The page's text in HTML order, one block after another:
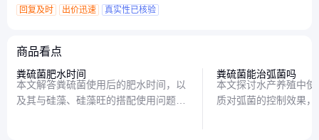
回复及时
出价迅速 真实性已核验
商品看点
粪硫菌肥水时间
本文解答粪硫菌使用后的肥水时间，以
及其与硅藻、硅藻旺的搭配使用问题，
粪硫菌能治弧菌吗
本文探讨水产养殖中
质对弧菌的控制效果